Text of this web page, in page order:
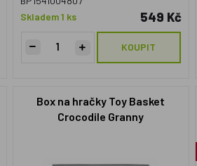
Skladem 1 ks
549 Kč
KOUPIT
Box na hračky Toy Basket
Crocodile Granny